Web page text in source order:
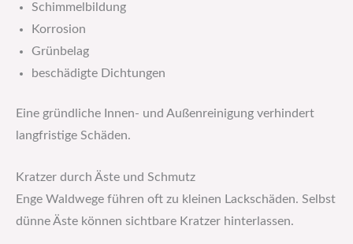
Schimmelbildung
Korrosion
Grünbelag
beschädigte Dichtungen
Eine gründliche Innen- und Außenreinigung verhindert
langfristige Schäden.
Kratzer durch Äste und Schmutz
Enge Waldwege führen oft zu kleinen Lackschäden. Selbst
dünne Äste können sichtbare Kratzer hinterlassen.